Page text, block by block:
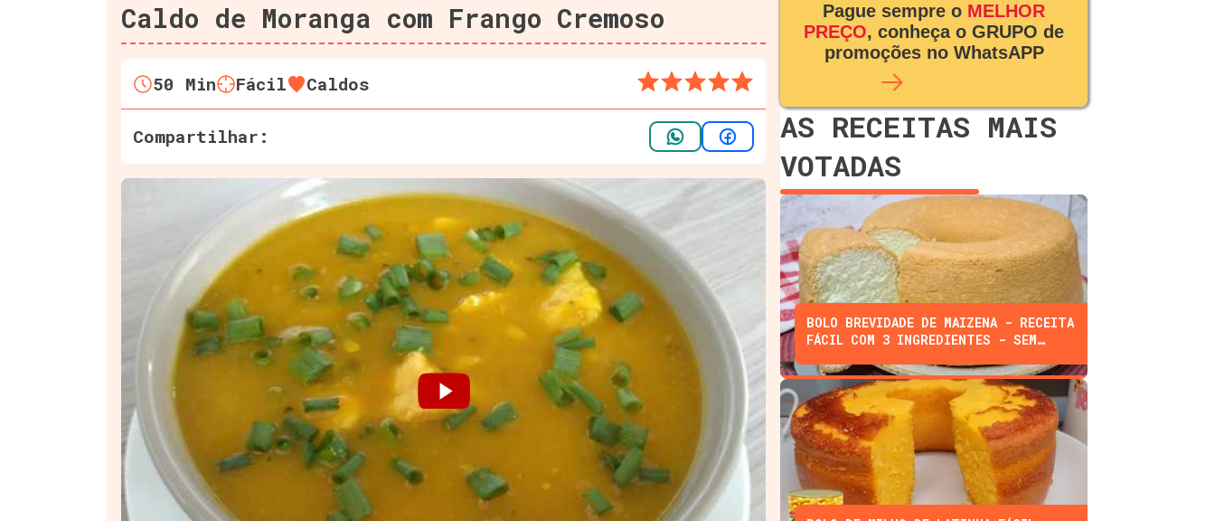
Caldo de Moranga com Frango Cremoso
50 Min Fácil Caldos
Compartilhar:
Pague sempre o MELHOR
PREÇO, conheça o GRUPO de
promoções no WhatsAPP
AS RECEITAS MAIS
VOTADAS
BOLO BREVIDADE DE MAIZENA - RECEITA
FÁCIL COM 3 INGREDIENTES - SEM